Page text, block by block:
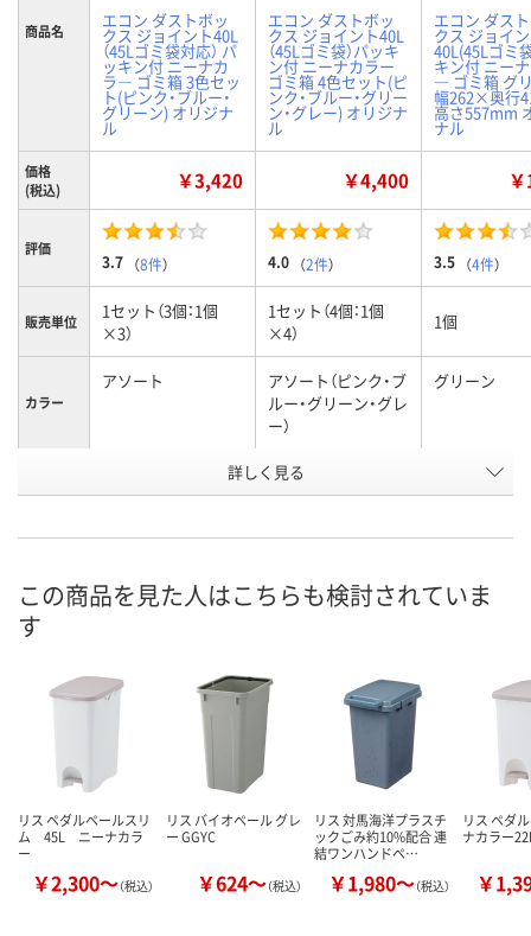
商品名 エコン ダストボッ
クス ジョイント40L
（45Lゴミ袋対応） パ
ッキン付 ニーナカ
ラ― ゴミ箱 3色セッ
ト(ピンク・ブルー・
グリーン) オリジナ
ル
エコン ダストボッ
クス ジョイント40L
（45Lゴミ袋）パッキ
ン付 ニーナカラー
ゴミ箱 4色セット(ピ
ンク・ブルー・グリー
ン・グレー) オリジナ
ル
エコン ダス
クス ジョイ
40L(45Lゴミ
キン付 ニー
― ゴミ箱 グ
幅262×奥行
高さ557mm
ナル
価格
(税込)
￥3,420 ￥4,400
評価
3.7 （8件） 4.0 （2件） 3.5 （4件）
販売単位
1セット（3個：1個
×3）
1セット（4個：1個
×4）
1個
カラー
アソート
アソート（ピンク・ブ
ルー・グリーン・グレ
ー）
グリーン
P727933 P116472
お届け日
ついてご連絡いたし
ご注文後、お届けに
ついてご連絡いたし
2026年9月中
数量
カゴへ
数量
カゴへ
詳しく見る
この商品を見た人はこちらも検討されていま
す
リス ペダルペールスリ
ム 45L ニーナカラ
ー
￥2,300～（税込）
リス バイオペール グレ
ー GGYC
￥624～（税込）
リス 対馬海洋プラスチ
ックごみ約10%配合 連
結ワンハンドペ…
￥1,980～（税込）
リス ペダ
ナカラー
￥